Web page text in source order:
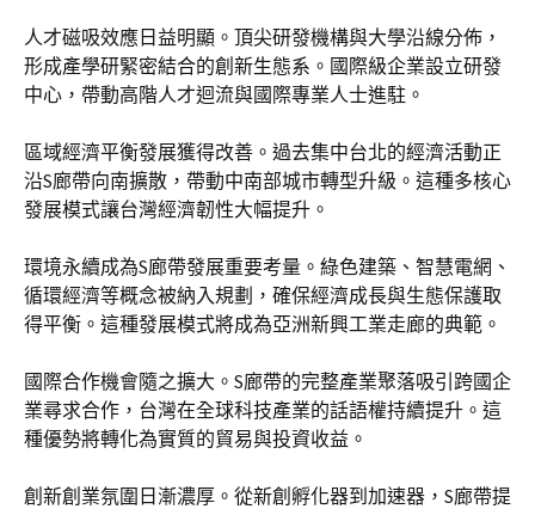
人才磁吸效應日益明顯。頂尖研發機構與大學沿線分佈，
形成產學研緊密結合的創新生態系。國際級企業設立研發
中心，帶動高階人才迴流與國際專業人士進駐。
區域經濟平衡發展獲得改善。過去集中台北的經濟活動正
沿S廊帶向南擴散，帶動中南部城市轉型升級。這種多核心
發展模式讓台灣經濟韌性大幅提升。
環境永續成為S廊帶發展重要考量。綠色建築、智慧電網、
循環經濟等概念被納入規劃，確保經濟成長與生態保護取
得平衡。這種發展模式將成為亞洲新興工業走廊的典範。
國際合作機會隨之擴大。S廊帶的完整產業聚落吸引跨國企
業尋求合作，台灣在全球科技產業的話語權持續提升。這
種優勢將轉化為實質的貿易與投資收益。
創新創業氛圍日漸濃厚。從新創孵化器到加速器，S廊帶提